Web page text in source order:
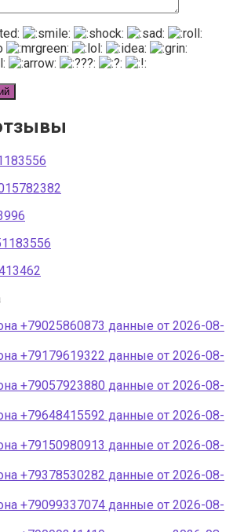
+79025860873 данные от 2026-08-
+79179619322 данные от 2026-08-
+79057923880 данные от 2026-08-
+79648415592 данные от 2026-08-
+79150980913 данные от 2026-08-
+79378530282 данные от 2026-08-
+79099337074 данные от 2026-08-